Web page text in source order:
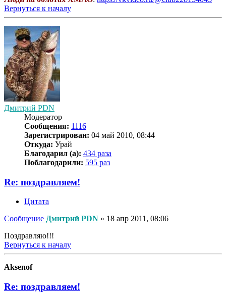
Вернуться к началу
Дмитрий PDN
Модератор
Сообщения: 1116
Зарегистрирован: 04 май 2010, 08:44
Откуда: Урай
Благодарил (а): 434 раза
Поблагодарили: 595 раз
Re: поздравляем!
Цитата
Сообщение Дмитрий PDN » 18 апр 2011, 08:06
Поздравляю!!!
Вернуться к началу
Aksenof
Re: поздравляем!